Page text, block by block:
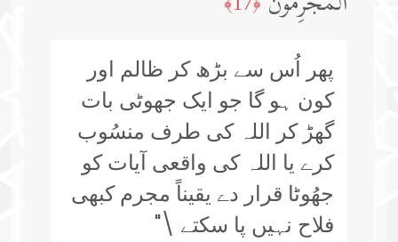
پھر اُس سے بڑھ کر ظالم اور
کون ہو گا جو ایک جھوٹی بات
گھڑ کر اللہ کی طرف منسُوب
کرے یا اللہ کی واقعی آیات کو
جھُوٹا قرار دے یقیناً مجرم کبھی
فلاح نہیں پا سکتے \"